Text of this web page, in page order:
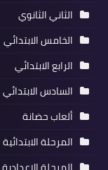
الثاني الثانوي
الخامس الابتدائي
الرابع الابتدائي
السادس الابتدائي
ألعاب حضانة
المرحلة الابتدائية